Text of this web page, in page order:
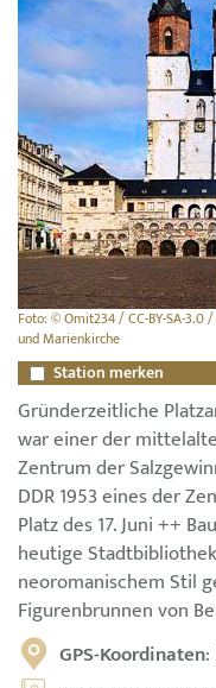
Foto: © Omit234 / CC-BY-SA-
und Marienkirche
Station merken
Gründerzeitliche
war einer der
Zentrum der
DDR 1953 eines der
Platz des 17. Juni ++
heutige
neoromanischem Stil
Figurenbrunnen von
GPS-Koordinaten: